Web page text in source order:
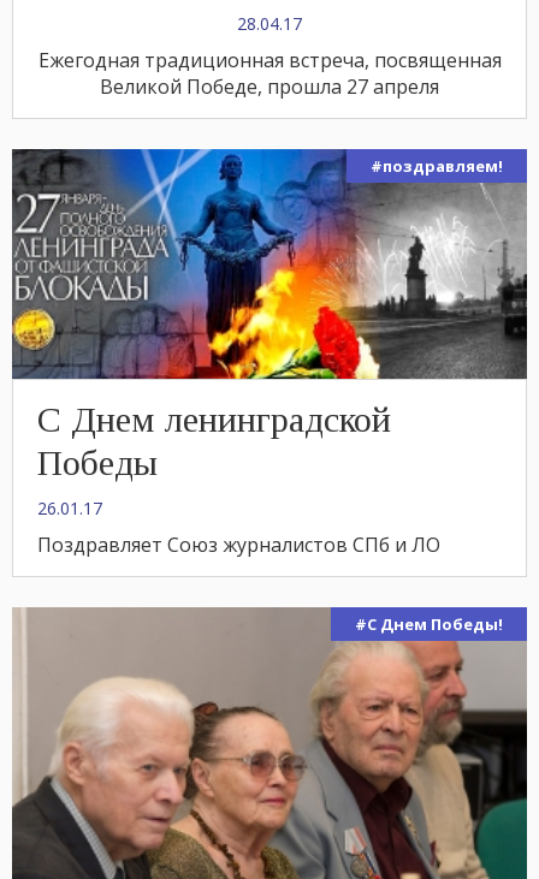
28.04.17
Ежегодная традиционная встреча, посвященная
Великой Победе, прошла 27 апреля
#поздравляем!
С Днем ленинградской
Победы
26.01.17
Поздравляет Союз журналистов СПб и ЛО
#С Днем Победы!